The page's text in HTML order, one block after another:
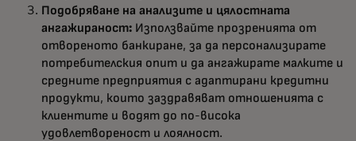
Подобряване на анализите и цялостната
ангажираност: Използвайте прозренията от
отвореното банкиране, за да персонализирате
потребителския опит и да ангажирате малките и
средните предприятия с адаптирани кредитни
продукти, които заздравяват отношенията с
клиентите и водят до по-висока
удовлетвореност и лоялност.